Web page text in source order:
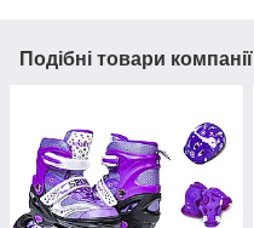
Подібні товари компанії